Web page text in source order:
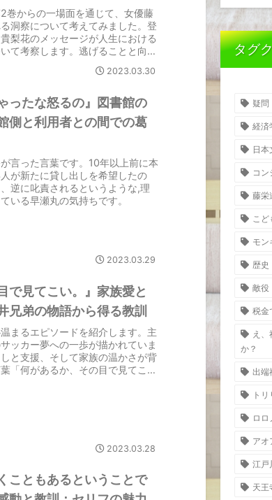
巻からの一場面を通じて、女優藤
洞察について考えてみました。登
梨花のメッセージが人生における
て考察します。逃げることと向き
セージは、逃げることも一つの戦
2023.03.30
ったな怒るの』図書館の
側と利用者との間での葛
言った言葉です。10年以上前に本
が新たに貸し出しを希望したの
逆に叱責されるというような,理
いる早瀬丸の気持ちです。
2023.03.29
で見てこい。』家族愛と
兄弟の物語から得る教訓
まるエピソードを紹介します。主
ッカー夢への一歩が描かれていま
と支援、そして家族の温かさが背
「何があるか、その目で見てこ
2023.03.28
こともあるということで
タグ
疑問
経済
日本
コン
藤栄
こど
モン
歴史
敵役
税金
え
か？
出端
ト
ロロ
アオ
江戸
天王